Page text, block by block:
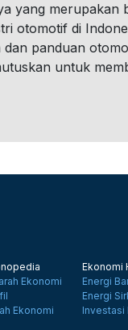
yang merupakan
otomotif di
panduan
untuk
Ekonomi
Ekonomi
Ekonomi
Energi
Energi
Investasi